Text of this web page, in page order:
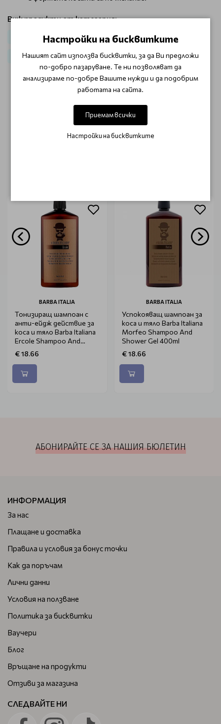
Виж продукти от категория:
Стилизация и блясък За мъже Вакса за коса
Стилизанти Бръснарство Грижа и стилизиране за коса
ОТЗИВИ (0)
Този продукт няма отзиви.
НАПИШЕТЕ ОТЗИВ
BARBA ITALIA
Тонизиращ шампоан с
анти-ейдж действие за
коса и тяло Barba Italiana
Ercole Shampoo And
Shower Gel 400ml
€ 18.66
BARBA ITALIA
Успокояващ шампоан за
коса и тяло Barba Italiana
Morfeo Shampoo And
Shower Gel 400ml
€ 18.66
АБОНИРАЙТЕ СЕ ЗА НАШИЯ БЮЛЕТИН
ИНФОРМАЦИЯ
За нас
Плащане и доставка
Правила и условия за бонус точки
Как да поръчам
Лични данни
Условия на ползване
Политика за бисквитки
Ваучери
Блог
Връщане на продукти
Отзиви за магазина
СЛЕДВАЙТЕ НИ
Настройки на бисквитките
Нашият сайт използва бисквитки, за да Ви предложи
по-добро пазаруване. Те ни позволяват да
анализираме по-добре Вашите нужди и да подобрим
работата на сайта.
Приемам всички
Настройки на бисквитките